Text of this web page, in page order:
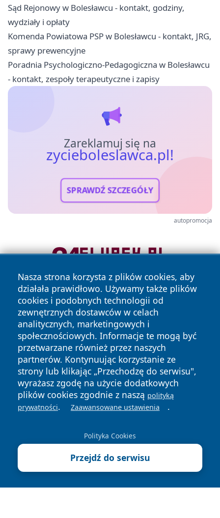
Sąd Rejonowy w Bolesławcu - kontakt, godziny,
wydziały i opłaty
Komenda Powiatowa PSP w Bolesławcu - kontakt, JRG,
sprawy prewencyjne
Poradnia Psychologiczno-Pedagogiczna w Bolesławcu
- kontakt, zespoły terapeutyczne i zapisy
Zareklamuj się na
zycieboleslawca.pl!
SPRAWDŹ SZCZEGÓŁY
autopromocja
Nasza strona korzysta z plików cookies, aby
działała prawidłowo. Używamy także plików
cookies i podobnych technologii od
zewnętrznych dostawców w celach
analitycznych, marketingowych i
społecznościowych. Informacje te mogą być
przetwarzane również przez naszych
partnerów. Kontynuując korzystanie ze
strony lub klikając „Przechodzę do serwisu",
wyrażasz zgodę na użycie dodatkowych
plików cookies zgodnie z naszą polityką
prywatności. Zaawansowane ustawienia .
Polityka Cookies
Przejdź do serwisu
Copyright © 2026 zycieboleslawca.pl Wszystkie prawa
zastrzeżone.
News Autorzy
Polityka
Prywatności
Polityka
Cookies